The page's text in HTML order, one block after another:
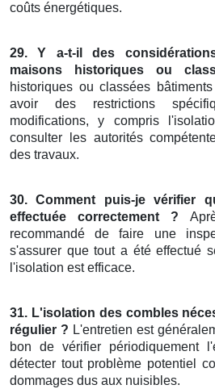
coûts énergétiques.
29. Y a-t-il des
maisons historiques ou
historiques ou classées
avoir des restrictions
modifications, y compris
consulter les autorités
des travaux.
30. Comment puis-je vérifier
effectuée correctement ?
recommandé de faire une
s'assurer que tout a été effectué
l'isolation est efficace.
31. L'isolation des combles
régulier ? L'entretien est
bon de vérifier périodiquement
détecter tout problème potentiel
dommages dus aux nuisibles.